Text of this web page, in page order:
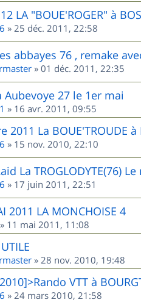
LA "BOUE'ROGER" à
» 25 déc. 2011, 22:58
abbayes 76 , remake
» 01 déc. 2011, 22:35
Aubevoye 27 le 1er mai
» 16 avr. 2011, 09:55
2011 La BOUE'TROUDE à
» 15 nov. 2010, 22:10
La TROGLODYTE(76)
» 17 juin 2011, 22:51
2011 LA MONCHOISE 4
» 11 mai 2011, 11:08
» 28 nov. 2010, 19:48
VTT à
» 24 mars 2010, 21:58